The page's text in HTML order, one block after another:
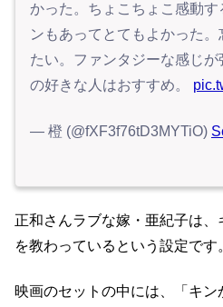
かった。ちょこちょこ感動
ンもあってとてもよかった
たい。ファンタジーな感じが
の好きな人はおすすめ。
— 橙 (@fXF3f76tD3MYTiO)
正和さんラブな嫁・亜紀子は
を教わっているという設定です
映画のセットの中には、「キン